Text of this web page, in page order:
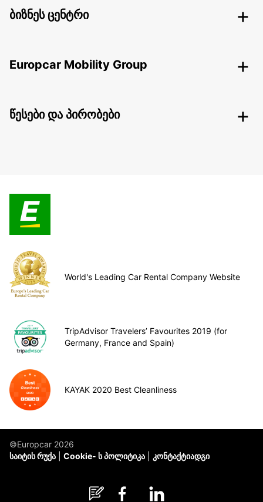
ბიზნეს ცენტრი
Europcar Mobility Group
წესები და პირობები
World's Leading Car Rental Company Website
TripAdvisor Travelers’ Favourites 2019 (for
Germany, France and Spain)
KAYAK 2020 Best Cleanliness
©Europcar 2026
საიტის რუქა
Cookie- ს პოლიტიკა კონტაქტიადგი